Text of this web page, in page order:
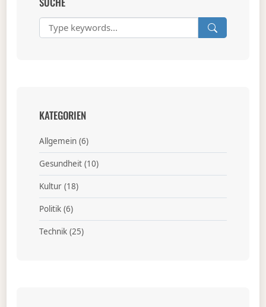
KATEGORIEN
Allgemein(6)
Gesundheit(10)
Kultur(18)
Politik(6)
Technik(25)